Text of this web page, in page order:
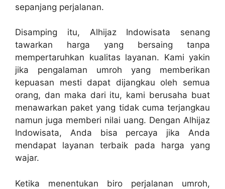
sepanjang perjalanan.
Disamping itu, Alhijaz Indowisata senang
tawarkan harga yang bersaing tanpa
mempertaruhkan kualitas layanan. Kami yakin
jika pengalaman umroh yang memberikan
kepuasan mesti dapat dijangkau oleh semua
orang, dan maka dari itu, kami berusaha buat
menawarkan paket yang tidak cuma terjangkau
namun juga memberi nilai uang. Dengan Alhijaz
Indowisata, Anda bisa percaya jika Anda
mendapat layanan terbaik pada harga yang
wajar.
Ketika menentukan biro perjalanan umroh,